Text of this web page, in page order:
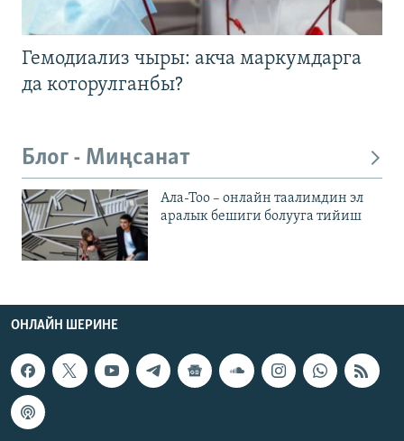
Гемодиализ чыры: акча маркумдарга
да которулганбы?
Блог - Миңсанат
Ала-Тоо – онлайн таалимдин эл
аралык бешиги болууга тийиш
ОНЛАЙН ШЕРИНЕ